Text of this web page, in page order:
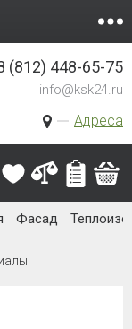
Адреса
(812) 448-65-75
info@ksk24.ru
Фасад